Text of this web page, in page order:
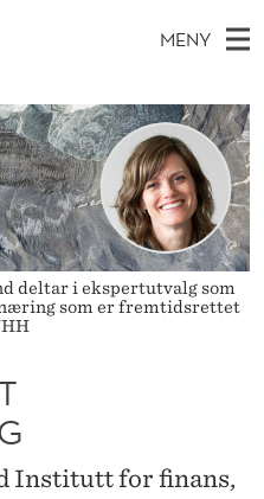
MENY
deltar i ekspertutvalg som
som er fremtidsrettet
Institutt for finans,